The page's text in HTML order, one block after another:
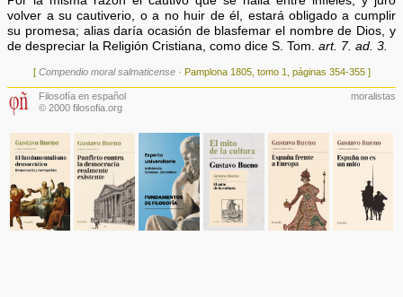
volver a su cautiverio, o a no huir de él, estará obligado a cumplir
su promesa; alias daría ocasión de blasfemar el nombre de Dios, y
de despreciar la Religión Cristiana, como dice S. Tom.art. 7. ad. 3.
[ Compendio moral salmaticense· Pamplona 1805, tomo 1, páginas 354-355 ]
Filosofía en español
© 2000 filosofia.org
moralistas